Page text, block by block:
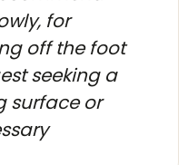
for
off the foot
seeking a
surface or